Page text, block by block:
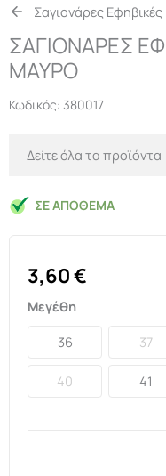
Σαγιονάρες Εφηβικές
ΣΑΓΙΟΝΑΡΕΣ
ΜΑΥΡΟ
Κωδικός: 380017
Δείτε όλα τα προϊόντα
ΣΕ ΑΠΌΘΕΜΑ
3,60€
Μεγέθη
36 37
40 41